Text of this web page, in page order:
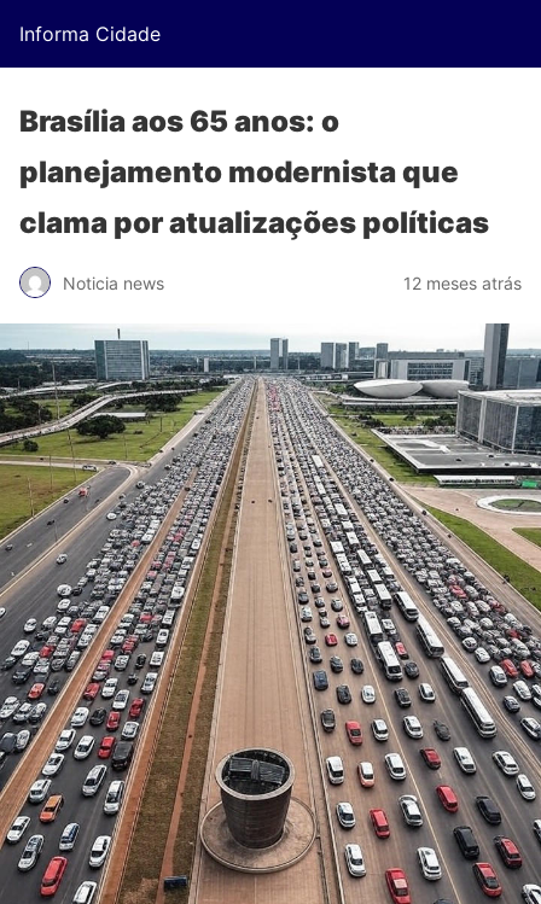
Informa Cidade
Brasília aos 65 anos: o
planejamento modernista que
clama por atualizações políticas
Noticia news 12 meses atrás